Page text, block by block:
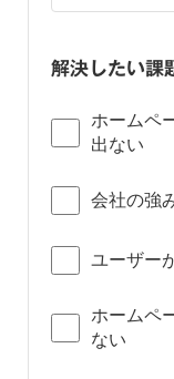
解決したい課
ホームペ
出ない
会社の強
ユーザー
ホームペ
ない